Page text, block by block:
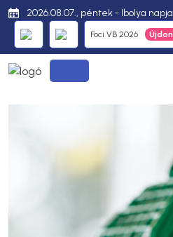
2026.08.07., péntek - Ibolya napja
Foci VB 2026